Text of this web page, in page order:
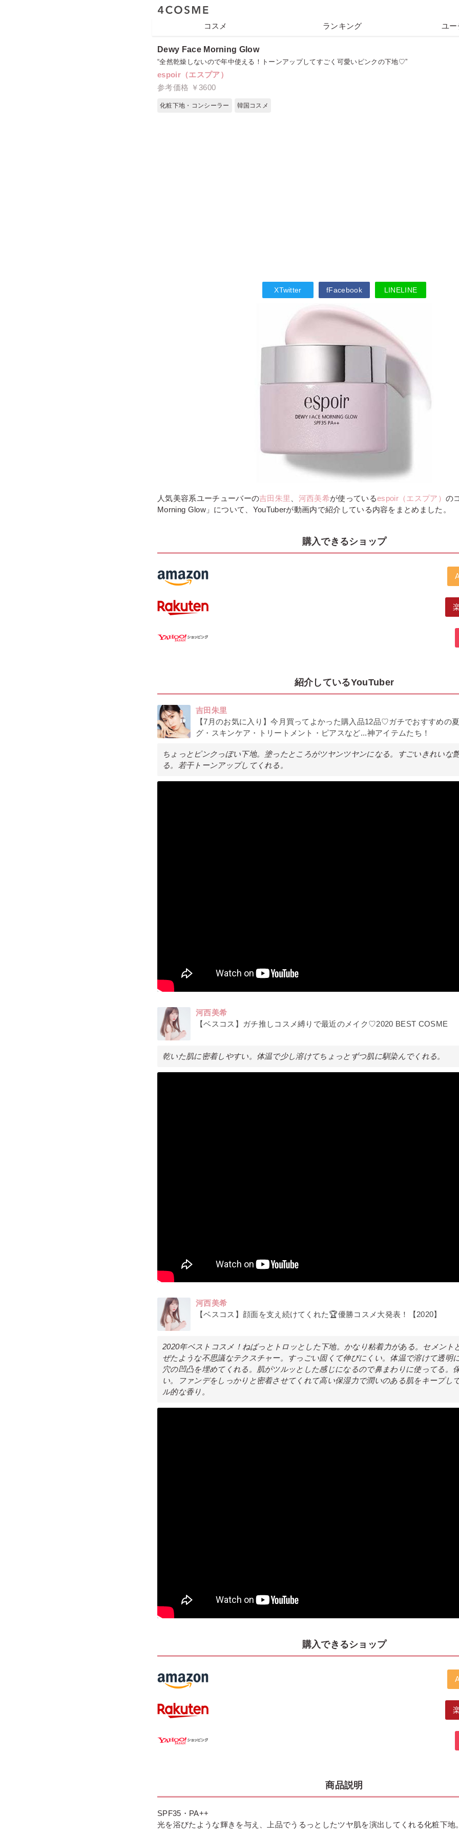
コスメ ランキング ユー
Dewy Face Morning Glow
“全然乾燥しないので年中使える！トーンアップしてすごく可愛いピンクの下地♡”
espoir（エスプア）
参考価格 ￥3600
化粧下地・コンシーラー 韓国コスメ
XTwitter fFacebook LINELINE
人気美容系ユーチューバーの吉田朱里 河西美希が使っているespoir（エスプア） の
Morning Glow」について、YouTuberが動画内で紹介している内容をまとめました。
購入できるショップ
紹介しているYouTuber
吉田朱里
【7月のお気に入り】今月買ってよかった購入品12品♡ガチでおすすめの
グ・スキンケア・トリートメント・ピアスなど...神アイテムたち！
ちょっとピンクっぽい下地。塗ったところがツヤンツヤンになる。すごいきれいな
る。若干トーンアップしてくれる。
河西美希
【ベスコス】ガチ推しコスメ縛りで最近のメイク♡2020 BEST COSME
乾いた肌に密着しやすい。体温で少し溶けてちょっとずつ肌に馴染んでくれる。
河西美希
【ベスコス】顔面を支え続けてくれた🏆優勝コスメ大発表！【2020】
2020年ベストコスメ！ねばっとトロッとした下地。かなり粘着力がある。セメント
ぜたような不思議なテクスチャー。すっごい固くて伸びにくい。体温で溶けて透明
穴の凹凸を埋めてくれる。肌がツルッとした感じになるので鼻まわりに使ってる。
い。ファンデをしっかりと密着させてくれて高い保湿力で潤いのある肌をキープし
ル的な香り。
購入できるショップ
商品説明
SPF35・PA++
光を浴びたような輝きを与え、上品でうるっとしたツヤ肌を演出してくれる化粧下地。